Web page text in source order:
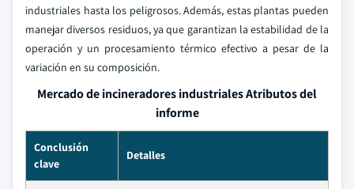
industriales hasta los peligrosos. Además, estas plantas pueden
manejar diversos residuos, ya que garantizan la estabilidad de la
operación y un procesamiento térmico efectivo a pesar de la
variación en su composición.
Mercado de incineradores industriales Atributos del
informe
Conclusión
clave
Detalles